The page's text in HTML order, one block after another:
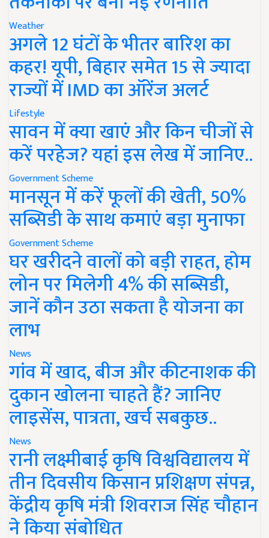
Weather
अगले 12 घंटों के भीतर बारिश का
कहर! यूपी, बिहार समेत 15 से ज्यादा
राज्यों में IMD का ऑरेंज अलर्ट
Lifestyle
सावन में क्या खाएं और किन चीजों से
करें परहेज? यहां इस लेख में जानिए..
Government Scheme
मानसून में करें फूलों की खेती, 50%
सब्सिडी के साथ कमाएं बड़ा मुनाफा
Government Scheme
घर खरीदने वालों को बड़ी राहत, होम
लोन पर मिलेगी 4% की सब्सिडी,
जानें कौन उठा सकता है योजना का
लाभ
News
गांव में खाद, बीज और कीटनाशक की
दुकान खोलना चाहते हैं? जानिए
लाइसेंस, पात्रता, खर्च सबकुछ..
News
रानी लक्ष्मीबाई कृषि विश्वविद्यालय में
तीन दिवसीय किसान प्रशिक्षण संपन्न,
केंद्रीय कृषि मंत्री शिवराज सिंह चौहान
ने किया संबोधित